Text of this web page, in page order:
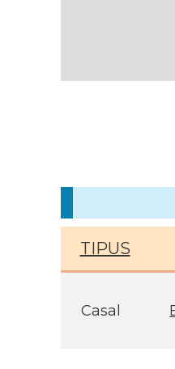
TIPUS
Casal